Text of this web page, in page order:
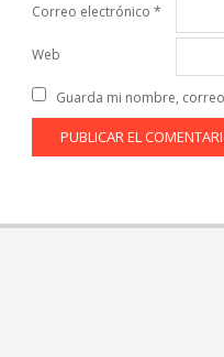
Correo electrónico *
Web
Guarda mi nombre,